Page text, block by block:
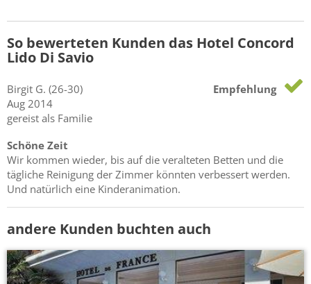
So bewerteten Kunden das Hotel Concord
Lido Di Savio
Birgit G. (26-30)
Aug 2014
gereist als Familie
Empfehlung
Schöne Zeit
Wir kommen wieder, bis auf die veralteten Betten und die
tägliche Reinigung der Zimmer könnten verbessert werden.
Und natürlich eine Kinderanimation.
andere Kunden buchten auch